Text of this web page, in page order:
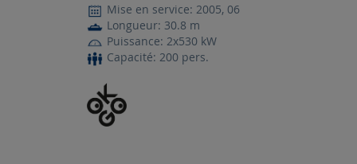
Mise en service: 2005, 06
Longueur: 30.8 m
Puissance: 2x530 kW
Capacité: 200 pers.